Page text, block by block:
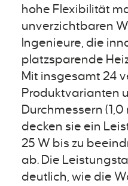
hohe Flexibilität
unverzichtbaren
Ingenieure, die
platzsparende
Mit insgesamt 24
Produktvarianten
Durchmessern
decken sie ein
25 W bis zu
ab. Die
deutlich, wie die